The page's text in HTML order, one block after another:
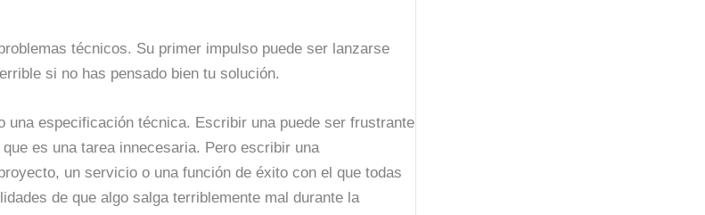
técnicos. Su primer impulso puede ser lanzarse
si no has pensado bien tu solución.
especificación técnica. Escribir una puede ser frustrante
es una tarea innecesaria. Pero escribir una
un servicio o una función de éxito con el que todas
de que algo salga terriblemente mal durante la